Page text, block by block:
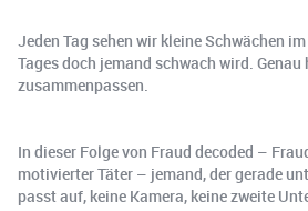
Jeden Tag sehen wir kleine Schwächen
Tages doch jemand schwach wird.
zusammenpassen.
In dieser Folge von Fraud decoded –
motivierter Täter – jemand, der gerade
passt auf, keine Kamera, keine zweite